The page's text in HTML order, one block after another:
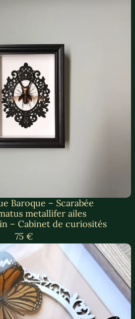
Baroque – Scarabée
metallifer ailes
– Cabinet de curiosités
75 €